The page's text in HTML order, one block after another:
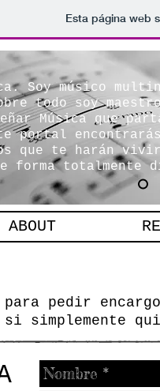
Esta página web
Soy músico
todo soy
Música que
portal
que te harán
forma totalmente
ABOUT
pedir
simplemente